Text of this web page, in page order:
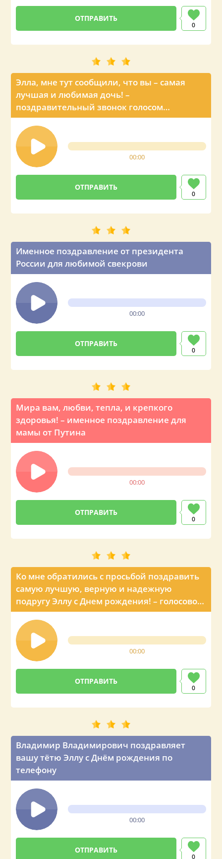
0
Элла, мне тут сообщили, что вы – самая
лучшая и любимая дочь! –
поздравительный звонок голосом
Владимира Путина
00:00
0
Именное поздравление от президента
России для любимой свекрови
00:00
0
Мира вам, любви, тепла, и крепкого
здоровья! – именное поздравление для
мамы от Путина
00:00
0
Ко мне обратились с просьбой поздравить
самую лучшую, верную и надежную
подругу Эллу с Днем рождения! – голосовое
поздравление от главы государства
00:00
0
Владимир Владимирович поздравляет
вашу тётю Эллу с Днём рождения по
телефону
00:00
0